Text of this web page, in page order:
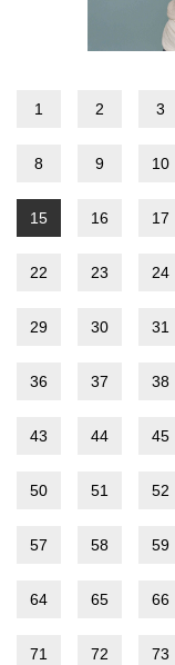
1 2 3
8 9 10
15 16 17
22 23 24
29 30 31
36 37 38
43 44 45
50 51 52
57 58 59
64 65 66
71 72 73